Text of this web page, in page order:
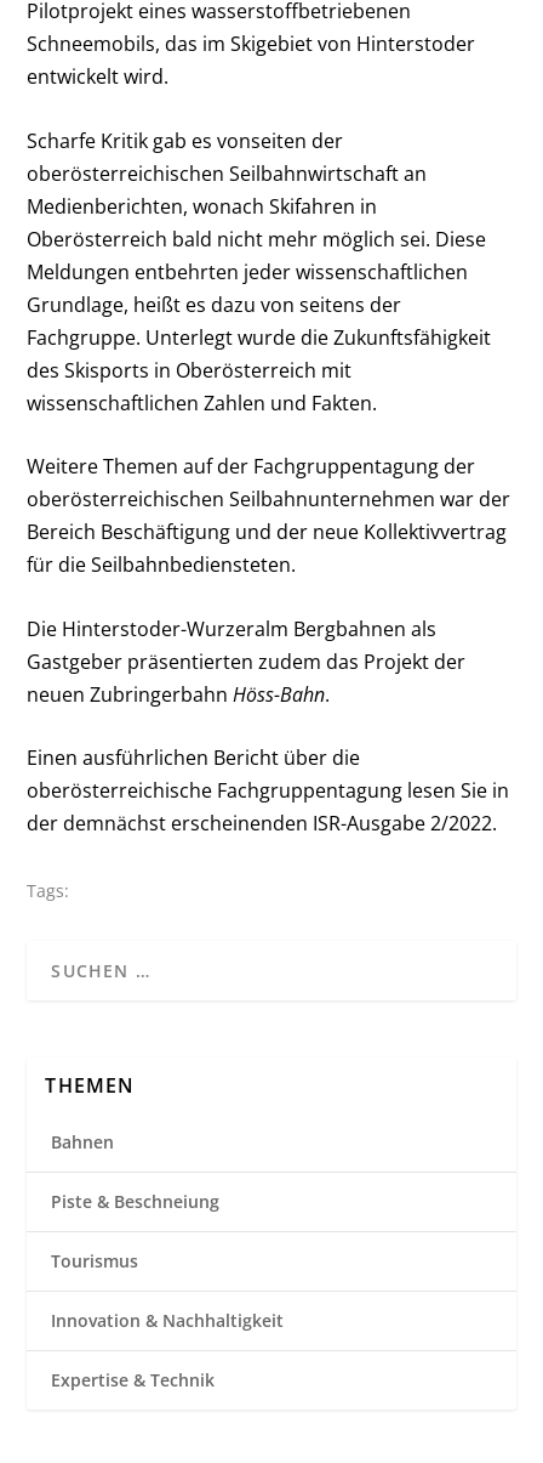
Pilotprojekt eines wasserstoffbetriebenen
Schneemobils, das im Skigebiet von Hinterstoder
entwickelt wird.
Scharfe Kritik gab es vonseiten der
oberösterreichischen Seilbahnwirtschaft an
Medienberichten, wonach Skifahren in
Oberösterreich bald nicht mehr möglich sei. Diese
Meldungen entbehrten jeder wissenschaftlichen
Grundlage, heißt es dazu von seitens der
Fachgruppe. Unterlegt wurde die Zukunftsfähigkeit
des Skisports in Oberösterreich mit
wissenschaftlichen Zahlen und Fakten.
Weitere Themen auf der Fachgruppentagung der
oberösterreichischen Seilbahnunternehmen war der
Bereich Beschäftigung und der neue Kollektivvertrag
für die Seilbahnbediensteten.
Die Hinterstoder-Wurzeralm Bergbahnen als
Gastgeber präsentierten zudem das Projekt der
neuen ZubringerbahnHöss-Bahn.
Einen ausführlichen Bericht über die
oberösterreichische Fachgruppentagung lesen Sie in
der demnächst erscheinenden ISR-Ausgabe 2/2022.
Tags:
THEMEN
Bahnen
Piste & Beschneiung
Tourismus
Innovation & Nachhaltigkeit
Expertise & Technik